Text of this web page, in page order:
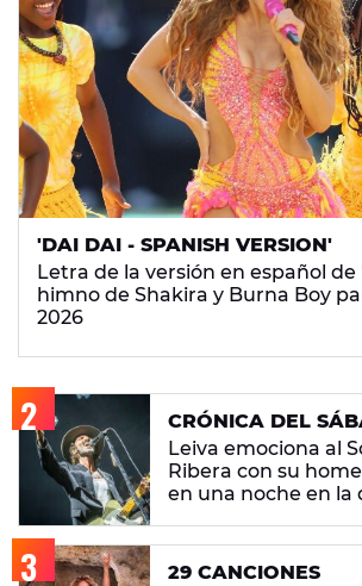
'DAI DAI - SPANISH VERSION'
Letra de la versión en español de
himno de Shakira y Burna Boy
2026
CRÓNICA DEL
Leiva emociona al
Ribera con su
en una noche en la
29 CANCIONES